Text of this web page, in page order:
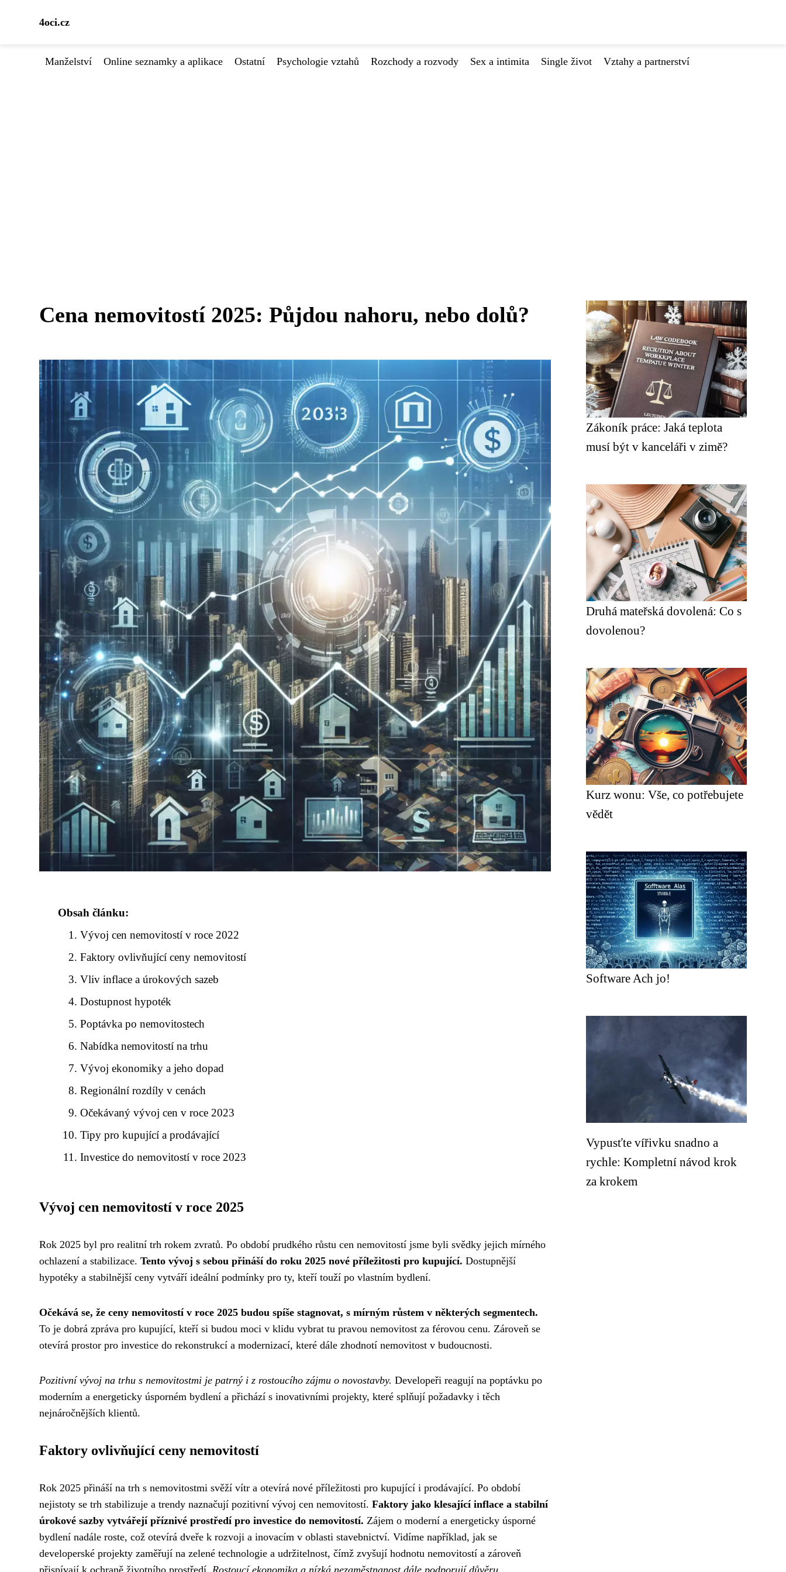
4oci.cz
Manželství Online seznamky a aplikace Ostatní Psychologie vztahů Rozchody a rozvody Sex a intimita Single život Vztahy a partnerství
Cena nemovitostí 2025: Půjdou nahoru, nebo dolů?
Obsah článku:
Vývoj cen nemovitostí v roce 2022
Faktory ovlivňující ceny nemovitostí
Vliv inflace a úrokových sazeb
Dostupnost hypoték
Poptávka po nemovitostech
Nabídka nemovitostí na trhu
Vývoj ekonomiky a jeho dopad
Regionální rozdíly v cenách
Očekávaný vývoj cen v roce 2023
Tipy pro kupující a prodávající
Investice do nemovitostí v roce 2023
Vývoj cen nemovitostí v roce 2025
Rok 2025 byl pro realitní trh rokem zvratů. Po období prudkého růstu cen nemovitostí jsme byli svědky jejich mírného
ochlazení a stabilizace. Tento vývoj s sebou přináší do roku 2025 nové příležitosti pro kupující. Dostupnější
hypotéky a stabilnější ceny vytváří ideální podmínky pro ty, kteří touží po vlastním bydlení.
Očekává se, že ceny nemovitostí v roce 2025 budou spíše stagnovat, s mírným růstem v některých segmentech.
To je dobrá zpráva pro kupující, kteří si budou moci v klidu vybrat tu pravou nemovitost za férovou cenu. Zároveň se
otevírá prostor pro investice do rekonstrukcí a modernizací, které dále zhodnotí nemovitost v budoucnosti.
Pozitivní vývoj na trhu s nemovitostmi je patrný i z rostoucího zájmu o novostavby. Developeři reagují na poptávku po
moderním a energeticky úsporném bydlení a přichází s inovativními projekty, které splňují požadavky i těch
nejnáročnějších klientů.
Faktory ovlivňující ceny nemovitostí
Rok 2025 přináší na trh s nemovitostmi svěží vítr a otevírá nové příležitosti pro kupující i prodávající. Po období
nejistoty se trh stabilizuje a trendy naznačují pozitivní vývoj cen nemovitostí. Faktory jako klesající inflace a stabilní
úrokové sazby vytvářejí příznivé prostředí pro investice do nemovitostí. Zájem o moderní a energeticky úsporné
bydlení nadále roste, což otevírá dveře k rozvoji a inovacím v oblasti stavebnictví. Vidíme například, jak se
developerské projekty zaměřují na zelené technologie a udržitelnost, čímž zvyšují hodnotu nemovitostí a zároveň
přispívají k ochraně životního prostředí. Rostoucí ekonomika a nízká nezaměstnanost dále podporují důvěru
Zákoník práce: Jaká teplota
musí být v kanceláři v zimě?
Druhá mateřská dovolená: Co s
dovolenou?
Kurz wonu: Vše, co potřebujete
vědět
Software Ach jo!
Vypusťte vířivku snadno a
rychle: Kompletní návod krok
za krokem